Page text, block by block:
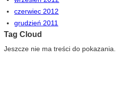
czerwiec 2012
grudzień 2011
Tag Cloud
Jeszcze nie ma treści do pokazania.